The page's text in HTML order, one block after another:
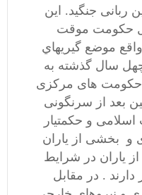
ربانی جنگيد. این
حکومت موقت
واقع موضع گيريهاي
سال گذشته به
حکومت های مرکزی
بعد از سرنگونی
و حکمتیار
بخشی از یاران
یاران در شرایط
. در مقابل